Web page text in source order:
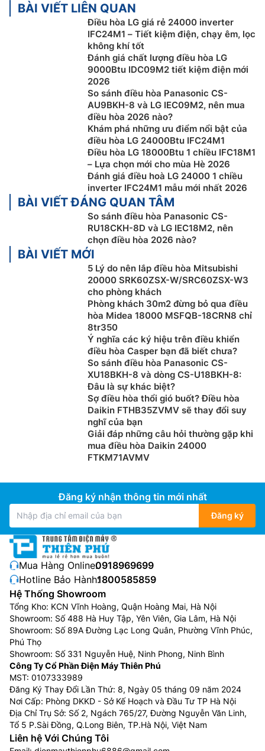
Kiểm soát năng lượng với kW Manager
Người dùng có thể dễ dàng quản lý mức sử dụng điện
nhờ khả năng kiểm soát điện năng chủ động và có kế
hoạch. Kiểm soát hoàn toàn quá trình làm mát ngôi
nhà của bạn và đặt ra giới hạn tiêu thụ điện năng cho
Bên cạnh đó, bạn cũng có thể quyết định thời gian sử
dụng và giới hạn mức tiêu thụ điện năng dễ dàng với
ứng dụng ThinQ . Nếu vượt quá giới hạn sử dụng hàng
ngày, ứng dụng sẽ tự động tính toán lại mức điện năng
có thể tiêu thụ trong những ngày còn lại để đảm bảo
giới hạn bạn đã cài đặt.
Duy trì vệ sinh bên trong điều hòa
Dễ dàng làm sạch bên trong dàn lạnh máy
điều hòa
IEC18M2 với chế độ đóng băng làm sạch.
Sử dụng nước băng tan để rửa sạch bụi và mùi ô
nhiễm, giảm bớt vi khuẩn có hại, mang đến không khí
Làm lạnh nhanh
Điều hòa LG 1 chiều 18000btu IEC18M2 còn mang đến
khả năng làm lạnh nhanh hơn tới 40% so với điều hòa
thông thường. Nhờ hiệu suất mạnh mẽ của máy nén
“kép” DUAL Inverter được tích hợp đến 2 motor nén
đặt lệch pha giúp máy nén có t hể hoạt động ổn định
ở tốc độ cao hơn.
BÀI VIẾT LIÊN QUAN
Điều hòa LG giá rẻ 24000 inverter
IFC24M1 – Tiết kiệm điện, chạy êm, lọc
không khí tốt
Đánh giá chất lượng điều hòa LG
9000Btu IDC09M2 tiết kiệm điện mới
2026
So sánh điều hòa Panasonic CS-
AU9BKH-8 và LG IEC09M2, nên mua
điều hòa 2026 nào?
Khám phá những ưu điểm nổi bật của
điều hòa LG 24000Btu IFC24M1
Điều hòa LG 18000Btu 1 chiều IFC18M1
– Lựa chọn mới cho mùa Hè 2026
Đánh giá điều hoà LG 24000 1 chiều
inverter IFC24M1 mẫu mới nhất 2026
BÀI VIẾT ĐÁNG QUAN TÂM
So sánh điều hòa Panasonic CS-
RU18CKH-8D và LG IEC18M2, nên
chọn điều hòa 2026 nào?
BÀI VIẾT MỚI
5 Lý do nên lắp điều hòa Mitsubishi
20000 SRK60ZSX-W/SRC60ZSX-W3
cho phòng khách
Phòng khách 30m2 đừng bỏ qua điều
hòa Midea 18000 MSFQB-18CRN8 chỉ
8tr350
Ý nghĩa các ký hiệu trên điều khiển
điều hòa Casper bạn đã biết chưa?
So sánh điều hòa Panasonic CS-
XU18BKH-8 và dòng CS-U18BKH-8:
Đâu là sự khác biệt?
Sợ điều hòa thổi gió buốt? Điều hòa
Daikin FTHB35ZVMV sẽ thay đổi suy
nghĩ của bạn
Giải đáp những câu hỏi thường gặp khi
mua điều hòa Daikin 24000
FTKM71AVMV
Đăng ký nhận thông tin mới nhất
Đăng ký
Mua Hàng Online:0918969699
Hotline Bảo Hành:1800585859
Hệ Thống Showroom
Tổng Kho: KCN Vĩnh Hoàng, Quận Hoàng Mai, Hà Nội
Showroom: Số 488 Hà Huy Tập, Yên Viên, Gia Lâm, Hà Nội
Showroom: Số 89A Đường Lạc Long Quân, Phường Vĩnh Phúc,
Phú Thọ
Showroom: Số 331 Nguyễn Huệ, Ninh Phong, Ninh Bình
Công Ty Cổ Phần Điện Máy Thiên Phú
MST: 0107333989
Đăng Ký Thay Đổi Lần Thứ: 8, Ngày 05 tháng 09 năm 2024
Nơi Cấp: Phòng DKKD - Sở Kế Hoạch và Đầu Tư TP Hà Nội
Địa Chỉ Trụ Sở: Số 2, Ngách 765/27, Đường Nguyễn Văn Linh,
Tổ 5 P.Sài Đồng, Q.Long Biên, TP.Hà Nội, Việt Nam
Liên hệ Với Chúng Tôi